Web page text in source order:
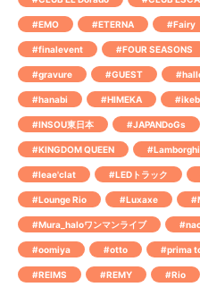
#EMO #ETERNA #Fairy
#finalevent #FOUR SEASONS
#gravure #GUEST
#hanabi #HIMEKA
#INSOU東日本 #JAPANDoGs
#KINGDOM QUEEN
#leae'clat #LEDトラック
#Lounge Rio #Luxaxe
#Mura_haloワンマンライブ
#oomiya #otto #prima
#REIMS #REMY #Rio